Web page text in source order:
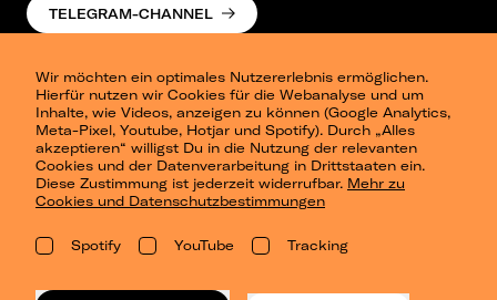
Wir möchten ein optimales Nutzererlebnis ermöglichen.
Hierfür nutzen wir Cookies für die Webanalyse und um
Inhalte, wie Videos, anzeigen zu können (Google Analytics,
Meta-Pixel, Youtube, Hotjar und Spotify). Durch „Alles
akzeptieren“ willigst Du in die Nutzung der relevanten
Cookies und der Datenverarbeitung in Drittstaaten ein.
Diese Zustimmung ist jederzeit widerrufbar. Mehr zu
Cookies und Datenschutzbestimmungen
Spotify YouTube Tracking
TELEGRAM-CHANNEL
Presse
Berlin
Dresden
Leipzig
Konzertsommer Petersberg